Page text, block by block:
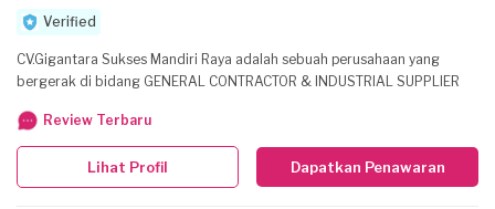
Verified
CV.Gigantara Sukses Mandiri Raya adalah sebuah perusahaan yang
bergerak di bidang GENERAL CONTRACTOR & INDUSTRIAL SUPPLIER
Review Terbaru
Dapatkan Penawaran
Lihat Profil